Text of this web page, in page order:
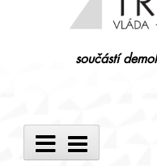
součástí
Main
Menu